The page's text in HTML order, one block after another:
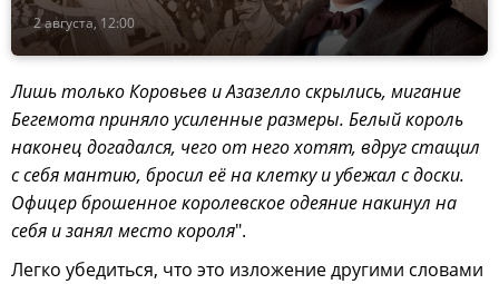
2 августа, 12:00
Лишь только Коровьев и Азазелло скрылись, мигание
Бегемота приняло усиленные размеры. Белый король
наконец догадался, чего от него хотят, вдруг стащил
с себя мантию, бросил её на клетку и убежал с доски.
Офицер брошенное королевское одеяние накинул на
себя и занял место короля".
Легко убедиться, что это изложение другими словами